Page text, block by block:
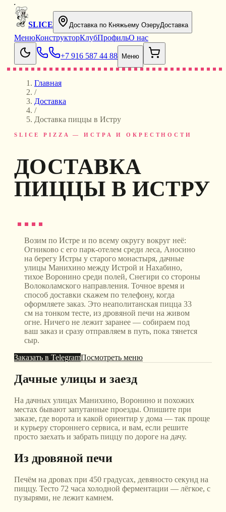
SLICE Доставка по Княжьему ОзеруДоставка
МенюКонструкторКлубПрофильО нас
+7 916 587 44 88 Меню
Главная
/
Доставка
/
Доставка пиццы в Истру
SLICE PIZZA — ИСТРА И ОКРЕСТНОСТИ
ДОСТАВКА
ПИЦЦЫ В ИСТРУ
Возим по Истре и по всему округу вокруг неё:
Огниково с его парк-отелем среди леса, Аносино
на берегу Истры у старого монастыря, дачные
улицы Манихино между Истрой и Нахабино,
тихое Воронино среди полей, Снегири со стороны
Волоколамского направления. Точное время и
способ доставки скажем по телефону, когда
оформляете заказ. Это неаполитанская пицца 33
см на тонком тесте, из дровяной печи на живом
огне. Ничего не лежит заранее — собираем под
ваш заказ и сразу отправляем в путь, пока тянется
сыр.
Заказать в TelegramПосмотреть меню
Дачные улицы и заезд
На дачных улицах Манихино, Воронино и похожих
местах бывают запутанные проезды. Опишите при
заказе, где ворота и какой ориентир у дома — так проще
и курьеру стороннего сервиса, и вам, если решите
просто заехать и забрать пиццу по дороге на дачу.
Из дровяной печи
Печём на дровах при 450 градусах, девяносто секунд на
пиццу. Тесто 72 часа холодной ферментации — лёгкое, с
пузырями, не лежит камнем.